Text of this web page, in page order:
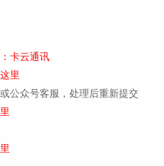
卡云通讯
里
公众号客服，处理后重新提交